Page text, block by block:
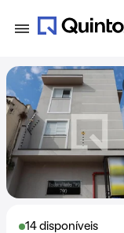
14 disponíveis